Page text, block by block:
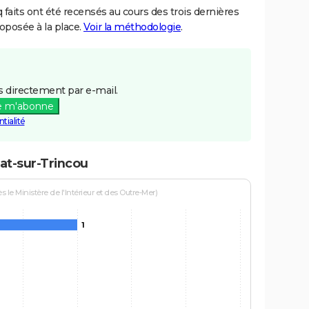
ont été recensés au cours des trois dernières
à la place. Voir la méthodologie.
directement par e-mail.
m'abonne
sur-Trincou
le Ministère de l'Intérieur et des Outre-Mer)
1